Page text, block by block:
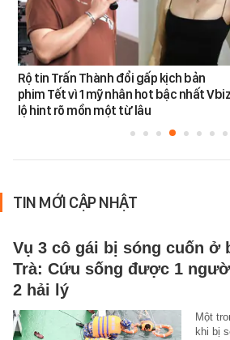
Rộ tin Trấn Thành đổi gấp kịch bản
phim Tết vì 1 mỹ nhân hot bậc nhất
lộ hint rõ mồn một từ lâu
TIN MỚI CẬP NHẬT
Vụ 3 cô gái bị sóng cuốn ở
Trà: Cứu sống được 1
2 hải lý
Một
khi bị